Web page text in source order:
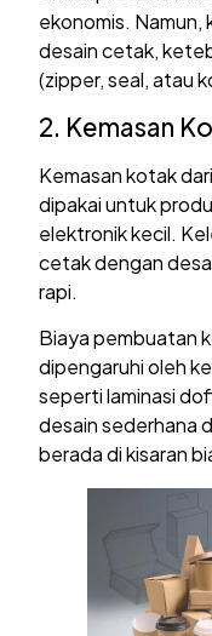
ekonomis. Namun,
desain cetak,
(zipper, seal, atau
2. Kemasan
Kemasan kotak
dipakai untuk
elektronik kecil.
cetak dengan
rapi.
Biaya pembuatan
dipengaruhi oleh
seperti laminasi
desain sederhana
berada di kisaran